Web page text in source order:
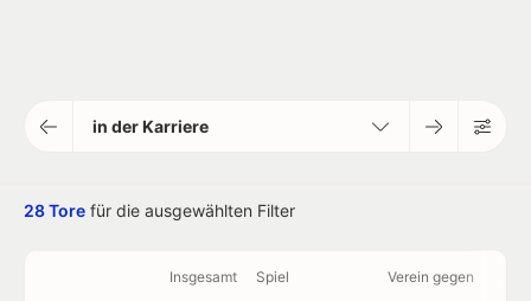
in der Karriere
28 Tore für die ausgewählten Filter
Insgesamt Spiel Verein gegen